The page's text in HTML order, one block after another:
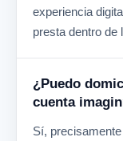
experiencia
presta dentro de
¿Puedo
cuenta
Sí,